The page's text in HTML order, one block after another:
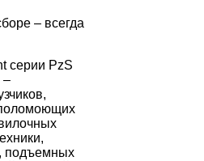
– всегда
серии PzS
–
подъемных